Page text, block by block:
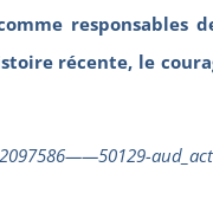
responsables
récente, le